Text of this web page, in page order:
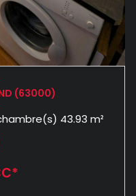
(63000)
Appartement 2 pièce(s) 1 chambre(s) 43.93 m²